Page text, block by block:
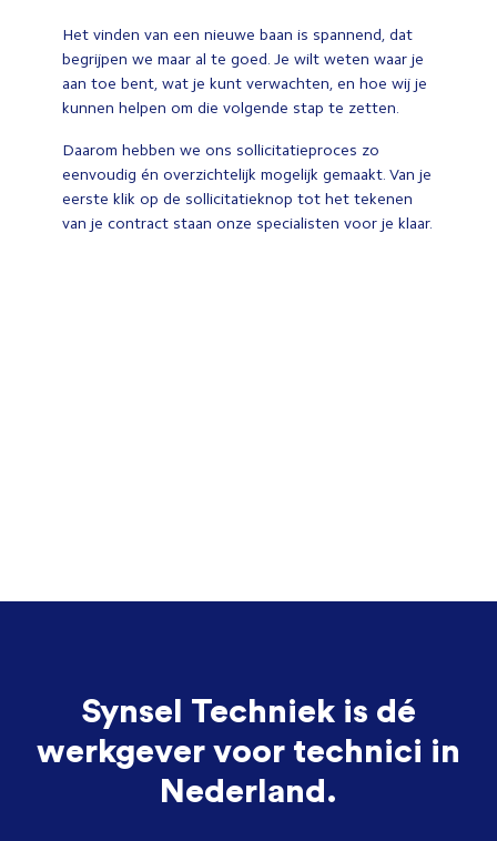
Het vinden van een nieuwe baan is spannend, dat
begrijpen we maar al te goed. Je wilt weten waar je
aan toe bent, wat je kunt verwachten, en hoe wij je
kunnen helpen om die volgende stap te zetten.
Daarom hebben we ons sollicitatieproces zo
eenvoudig én overzichtelijk mogelijk gemaakt. Van je
eerste klik op de sollicitatieknop tot het tekenen
van je contract staan onze specialisten voor je klaar.
Synsel Techniek is dé
werkgever voor technici in
Nederland.